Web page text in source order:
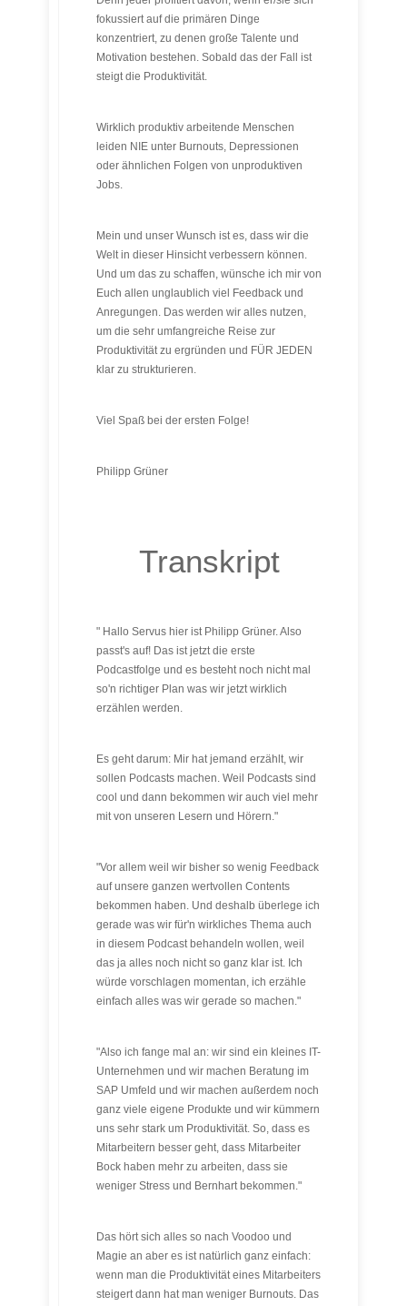
fokussiert auf die primären Dinge
konzentriert, zu denen große Talente und
Motivation bestehen. Sobald das der Fall ist
steigt die Produktivität.
Wirklich produktiv arbeitende Menschen
leiden NIE unter Burnouts, Depressionen
oder ähnlichen Folgen von unproduktiven
Jobs.
Mein und unser Wunsch ist es, dass wir die
Welt in dieser Hinsicht verbessern können.
Und um das zu schaffen, wünsche ich mir von
Euch allen unglaublich viel Feedback und
Anregungen. Das werden wir alles nutzen,
um die sehr umfangreiche Reise zur
Produktivität zu ergründen und FÜR JEDEN
klar zu strukturieren.
Viel Spaß bei der ersten Folge!
Philipp Grüner
Transkript
" Hallo Servus hier ist Philipp Grüner. Also
passt's auf! Das ist jetzt die erste
Podcastfolge und es besteht noch nicht mal
so'n richtiger Plan was wir jetzt wirklich
erzählen werden.
Es geht darum: Mir hat jemand erzählt, wir
sollen Podcasts machen. Weil Podcasts sind
cool und dann bekommen wir auch viel mehr
mit von unseren Lesern und Hörern."
"Vor allem weil wir bisher so wenig Feedback
auf unsere ganzen wertvollen Contents
bekommen haben. Und deshalb überlege ich
gerade was wir für'n wirkliches Thema auch
in diesem Podcast behandeln wollen, weil
das ja alles noch nicht so ganz klar ist. Ich
würde vorschlagen momentan, ich erzähle
einfach alles was wir gerade so machen."
"Also ich fange mal an: wir sind ein kleines IT-
Unternehmen und wir machen Beratung im
SAP Umfeld und wir machen außerdem noch
ganz viele eigene Produkte und wir kümmern
uns sehr stark um Produktivität. So, dass es
Mitarbeitern besser geht, dass Mitarbeiter
Bock haben mehr zu arbeiten, dass sie
weniger Stress und Bernhart bekommen."
Das hört sich alles so nach Voodoo und
Magie an aber es ist natürlich ganz einfach:
wenn man die Produktivität eines Mitarbeiters
steigert dann hat man weniger Burnouts. Das